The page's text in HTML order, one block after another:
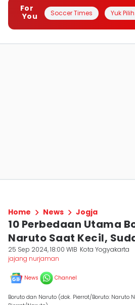
For
You
Soccer Times Yuk
Home News Jogja
10 Perbedaan Utama
Naruto Saat Kecil,
25 Sep 2024, 18:00 WIB Kota Yogyakarta
jajang nurjaman
News Channel
Boruto dan Naruto (dok. Pierrot/Boruto: Naruto